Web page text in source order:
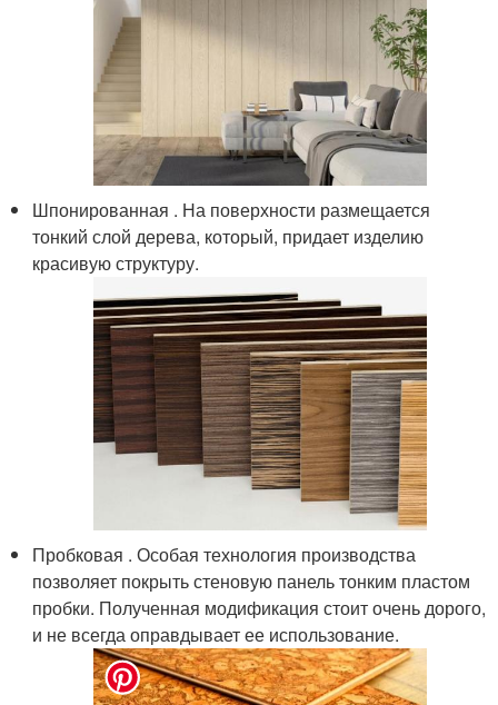
Шпонированная . На поверхности размещается
тонкий слой дерева, который, придает изделию
красивую структуру.
Пробковая . Особая технология производства
позволяет покрыть стеновую панель тонким пластом
пробки. Полученная модификация стоит очень дорого,
и не всегда оправдывает ее использование.